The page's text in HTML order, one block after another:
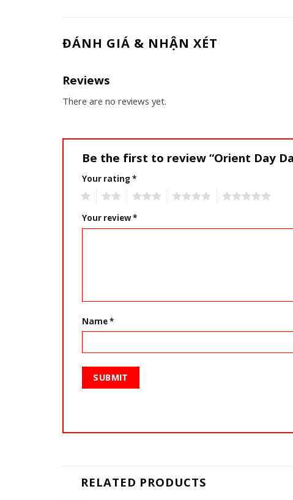
ĐÁNH GIÁ & NHẬN XÉT
Reviews
There are no reviews yet.
Be the first to review “Orient Day
Your rating *
Your review*
Name*
RELATED PRODUCTS